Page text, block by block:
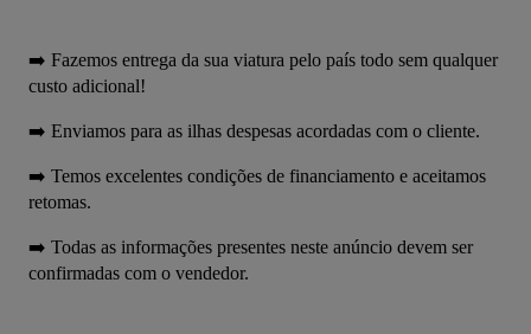
➡️ Fazemos entrega da sua viatura pelo país todo sem qualquer
custo adicional!
➡️ Enviamos para as ilhas despesas acordadas com o cliente.
➡️ Temos excelentes condições de financiamento e aceitamos
retomas.
➡️ Todas as informações presentes neste anúncio devem ser
confirmadas com o vendedor.